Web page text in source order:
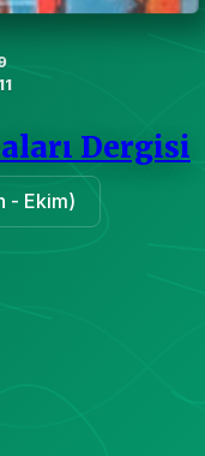
Dergisi
- Ekim)